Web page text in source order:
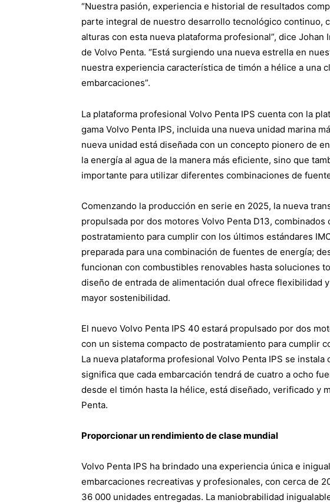
“Nuestra pasión, experiencia e historial de resultados
parte integral de nuestro desarrollo tecnológico continuo,
alturas con esta nueva plataforma profesional”, dice
de Volvo Penta. “Está surgiendo una nueva estrella en
nuestra experiencia característica de timón a hélice a una
embarcaciones”.
La plataforma profesional Volvo Penta IPS cuenta con la
gama Volvo Penta IPS, incluida una nueva unidad marina
nueva unidad está diseñada con un concepto pionero de
la energía al agua de la manera más eficiente, sino que
importante para utilizar diferentes combinaciones de
Comenzando la producción en serie en 2025, la nueva
propulsada por dos motores Volvo Penta D13, combinados
postratamiento para cumplir con los últimos estándares
preparada para una combinación de fuentes de energía;
funcionan con combustibles renovables hasta soluciones
diseño de entrada de alimentación dual ofrece flexibilidad
mayor sostenibilidad.
El nuevo Volvo Penta IPS 40 estará propulsado por dos
con un sistema compacto de postratamiento para cumplir
La nueva plataforma profesional Volvo Penta IPS se
significa que cada embarcación tendrá de cuatro a ocho
desde el timón hasta la hélice, está diseñado, verificado y
Penta.
Proporcionar un rendimiento de clase mundial
Volvo Penta IPS ha brindado una experiencia única e
embarcaciones recreativas y profesionales, con cerca de
36 000 unidades entregadas. La maniobrabilidad